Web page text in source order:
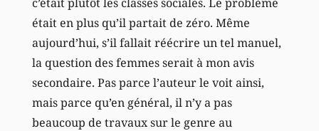
était en plus qu’il partait de zéro. Même
aujourd’hui, s’il fallait réécrire un tel manuel,
la question des femmes serait à mon avis
secondaire. Pas parce l’auteur le voit ainsi,
mais parce qu’en général, il n’y a pas
beaucoup de travaux sur le genre au